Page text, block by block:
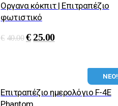
Oργανα κόκπιτ | Eπιτραπέζιο
φωτιστικό
€ 40.00 € 25.00
ΝΕΟ!
Επιτραπέζιο ημερολόγιο F-4E
Phantom